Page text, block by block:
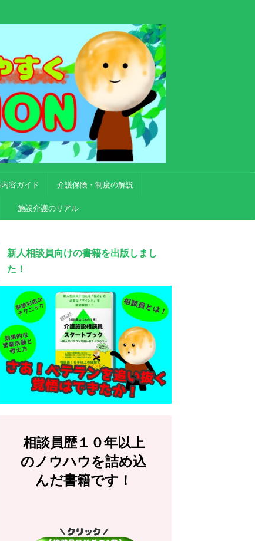
容ガイド 介護保険・制度の解説
施設介護のリアル
新人相談員向けの書籍を出版しまし
た！
相談員歴１０年以上
のノウハウを詰め込
んだ書籍です！